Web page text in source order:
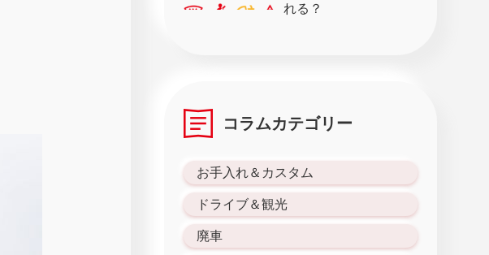
れる？
コラムカテゴリー
お手入れ＆カスタム
ドライブ＆観光
廃車